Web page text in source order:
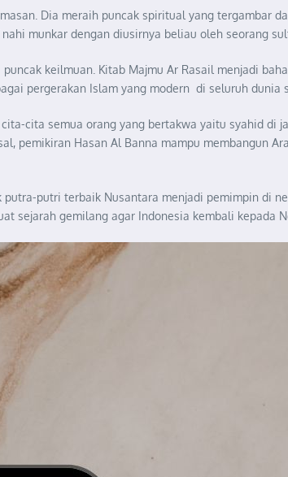
Dia meraih puncak spiritual yang tergambar
munkar dengan diusirnya beliau oleh seorang
keilmuan. Kitab Majmu Ar Rasail menjadi
pergerakan Islam yang modern di seluruh
cita semua orang yang bertakwa yaitu syahid di
pemikiran Hasan Al Banna mampu membangun
putri terbaik Nusantara menjadi pemimpin di
sejarah gemilang agar Indonesia kembali kepada